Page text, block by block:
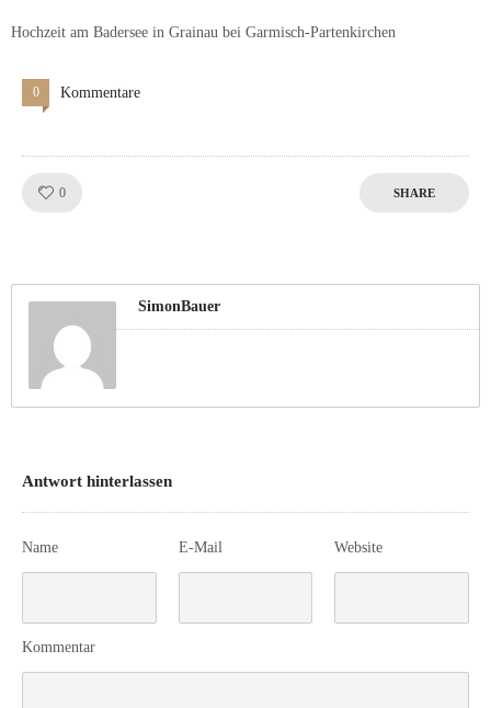
Hochzeit am Badersee in Grainau bei Garmisch-Partenkirchen
0 Kommentare
0 SHARE
SimonBauer
Antwort hinterlassen
Name E-Mail Website
Kommentar